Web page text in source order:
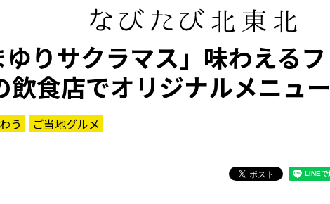
りサクラマス」味わえるフ
食店でオリジナルメニュー
う ご当地グルメ